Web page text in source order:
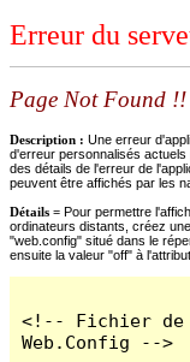
Erreur du
Page Not Found !!
Description : Une erreur
d'erreur personnalisés
des détails de l'erreur de
peuvent être affichés par les
Détails = Pour permettre
ordinateurs distants, créez
"web.config" situé dans le
ensuite la valeur "off" à
<!-- Fichier de
Web.Config -->